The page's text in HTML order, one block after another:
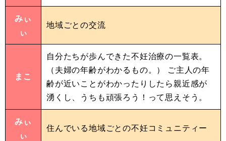
みぃ
ぃ
地域ごとの交流
まこ
自分たちが歩んできた不妊治療の一覧表。
（夫婦の年齢がわかるもの。） ご主人の年
齢が近いことがわかったりしたら親近感が
湧くし、うちも頑張ろう！って思えそう。
みぃ
ぃ
住んでいる地域ごとの不妊コミュニティー